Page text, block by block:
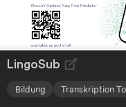
LingoSub
Bildung Transkription